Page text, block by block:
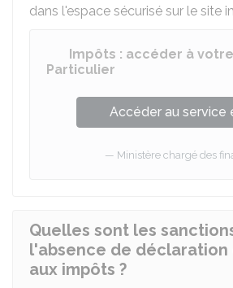
dans l'espace sécurisé sur le site
Impôts : accéder à
Particulier
Accéder au service
Ministère chargé des
Quelles sont les
l'absence de déclaration
aux impôts ?